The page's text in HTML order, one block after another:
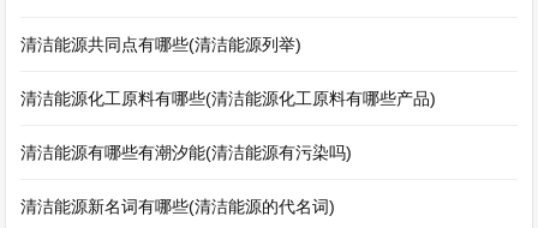
清洁能源共同点有哪些(清洁能源列举)
清洁能源化工原料有哪些(清洁能源化工原料有哪些产品)
清洁能源有哪些有潮汐能(清洁能源有污染吗)
清洁能源新名词有哪些(清洁能源的代名词)